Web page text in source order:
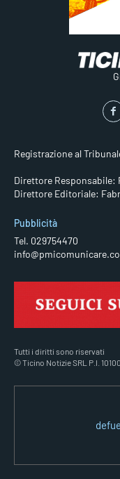
Registrazione al
Direttore Responsabile:
Direttore Editoriale:
Pubblicità
Tel. 029754470
Tutti i diritti sono riservati
© Ticino Notizie SRL P.I.